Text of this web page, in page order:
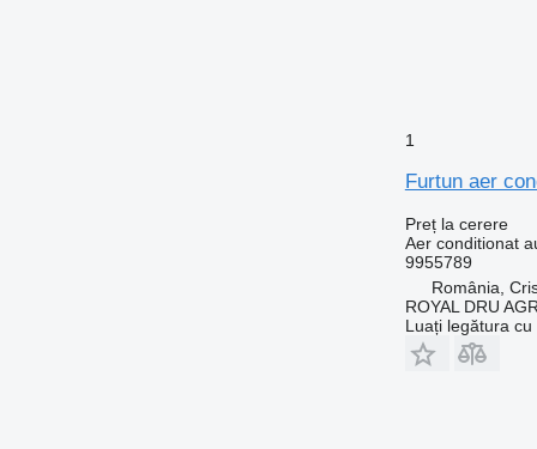
1
Furtun aer
Preț la cerere
Aer conditionat
9955789
România,
ROYAL DRU
Luați legătura